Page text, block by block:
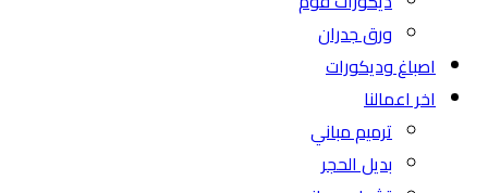
ورق جدران
اصباغ وديكورات
اخر اعمالنا
ترميم مباني
بديل الحجر